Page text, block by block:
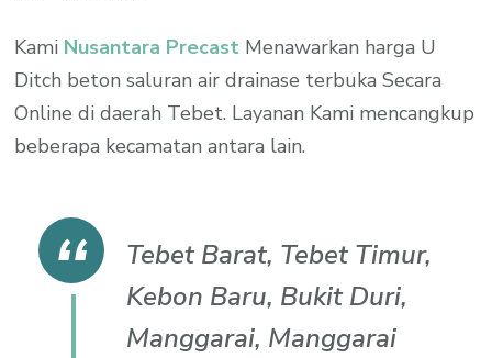
Kami Nusantara Precast Menawarkan harga U
Ditch beton saluran air drainase terbuka Secara
Online di daerah Tebet. Layanan Kami mencangkup
beberapa kecamatan antara lain.
Tebet Barat, Tebet Timur,
Kebon Baru, Bukit Duri,
Manggarai, Manggarai